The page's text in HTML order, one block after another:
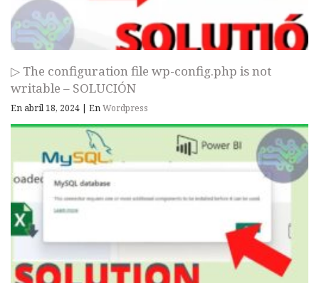
▷ The configuration file wp-config.php is not
writable – SOLUCIÓN
En abril 18, 2024 | EnWordpress